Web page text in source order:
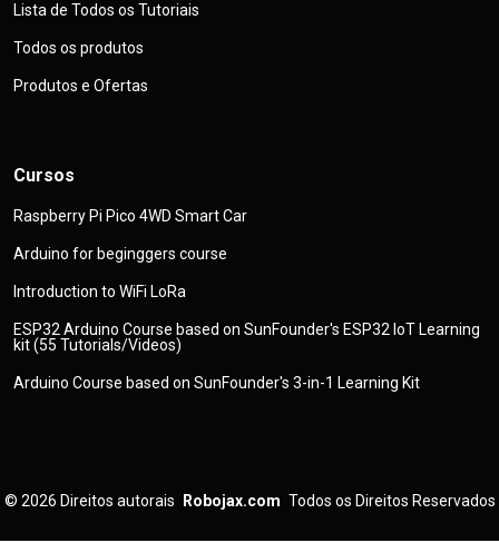
Lista de Todos os Tutoriais
Todos os produtos
Produtos e Ofertas
Cursos
Raspberry Pi Pico 4WD Smart Car
Arduino for beginggers course
Introduction to WiFi LoRa
ESP32 Arduino Course based on SunFounder's ESP32 IoT Learning
kit (55 Tutorials/Videos)
Arduino Course based on SunFounder's 3-in-1 Learning Kit
© 2026 Direitos autorais Robojax.com Todos os Direitos Reservados